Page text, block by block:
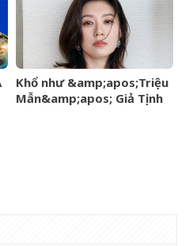
sang nhất làng
Khổ như &amp;apos;Triệu
Mẫn&amp;apos; Giả Tịnh